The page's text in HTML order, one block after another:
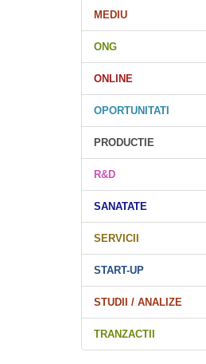
MEDIU
ONG
ONLINE
OPORTUNITATI
PRODUCTIE
R&D
SANATATE
SERVICII
START-UP
STUDII / ANALIZE
TRANZACTII